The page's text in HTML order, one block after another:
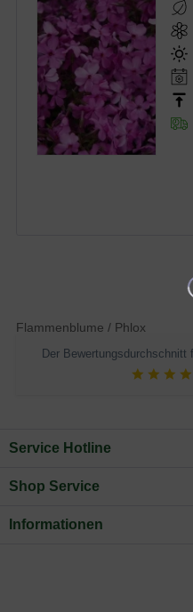
Flammenblume / Phlox
Der
Service Hotline
Shop Service
Informationen